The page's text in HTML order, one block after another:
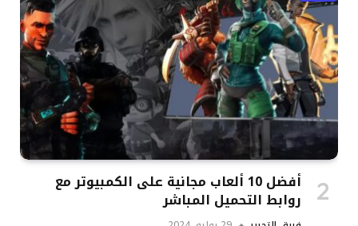
أفضل 10 ألعاب مجانية على الكمبيوتر مع
روابط التحميل المباشر